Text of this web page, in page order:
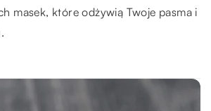
masek, które odżywią Twoje pasma i